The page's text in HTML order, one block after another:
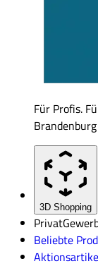
Für Profis.
Brandenburg
3D Shopping
Privat
Beliebte